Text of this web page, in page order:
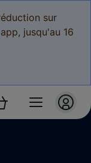
sur
jusqu'au 16